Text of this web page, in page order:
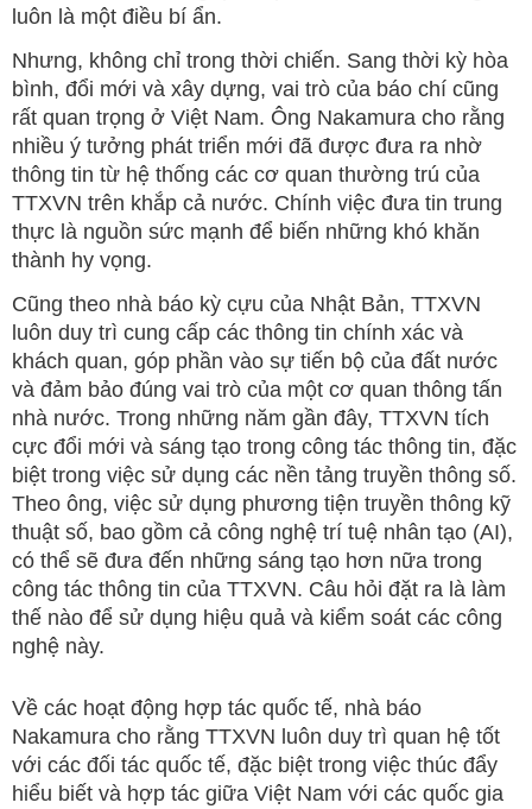
luôn là một điều bí ẩn.
Nhưng, không chỉ trong thời chiến. Sang thời kỳ hòa
bình, đổi mới và xây dựng, vai trò của báo chí cũng
rất quan trọng ở Việt Nam. Ông Nakamura cho rằng
nhiều ý tưởng phát triển mới đã được đưa ra nhờ
thông tin từ hệ thống các cơ quan thường trú của
TTXVN trên khắp cả nước. Chính việc đưa tin trung
thực là nguồn sức mạnh để biến những khó khăn
thành hy vọng.
Cũng theo nhà báo kỳ cựu của Nhật Bản, TTXVN
luôn duy trì cung cấp các thông tin chính xác và
khách quan, góp phần vào sự tiến bộ của đất nước
và đảm bảo đúng vai trò của một cơ quan thông tấn
nhà nước. Trong những năm gần đây, TTXVN tích
cực đổi mới và sáng tạo trong công tác thông tin, đặc
biệt trong việc sử dụng các nền tảng truyền thông số.
Theo ông, việc sử dụng phương tiện truyền thông kỹ
thuật số, bao gồm cả công nghệ trí tuệ nhân tạo (AI),
có thể sẽ đưa đến những sáng tạo hơn nữa trong
công tác thông tin của TTXVN. Câu hỏi đặt ra là làm
thế nào để sử dụng hiệu quả và kiểm soát các công
nghệ này.
Về các hoạt động hợp tác quốc tế, nhà báo
Nakamura cho rằng TTXVN luôn duy trì quan hệ tốt
với các đối tác quốc tế, đặc biệt trong việc thúc đẩy
hiểu biết và hợp tác giữa Việt Nam với các quốc gia